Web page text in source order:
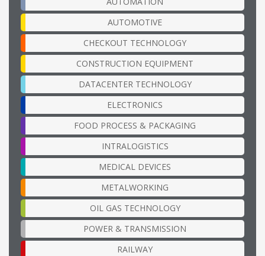
AUTOMOTIVE
CHECKOUT TECHNOLOGY
CONSTRUCTION EQUIPMENT
DATACENTER TECHNOLOGY
ELECTRONICS
FOOD PROCESS & PACKAGING
INTRALOGISTICS
MEDICAL DEVICES
METALWORKING
OIL GAS TECHNOLOGY
POWER & TRANSMISSION
RAILWAY